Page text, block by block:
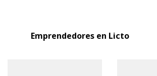
Emprendedores en Licto